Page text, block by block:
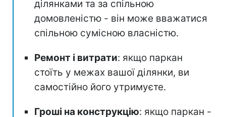
ділянками та за спільною
домовленістю - він може вважатися
спільною сумісною власністю.
Ремонт і витрати: якщо паркан
стоїть у межах вашої ділянки, ви
самостійно його утримуєте.
Гроші на конструкцію: якщо паркан -